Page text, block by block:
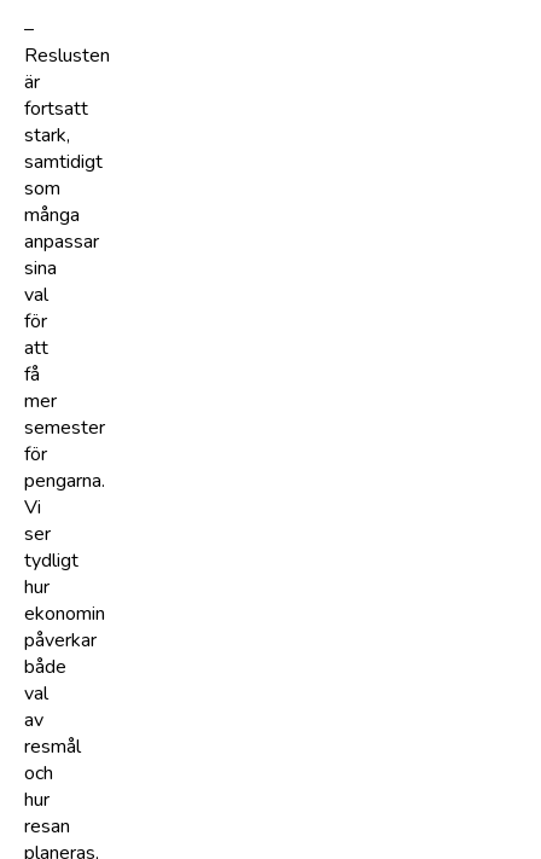
–
Reslusten
är
fortsatt
stark,
samtidigt
som
många
anpassar
sina
val
för
att
få
mer
semester
för
pengarna.
Vi
ser
tydligt
hur
ekonomin
påverkar
både
val
av
resmål
och
hur
resan
planeras,